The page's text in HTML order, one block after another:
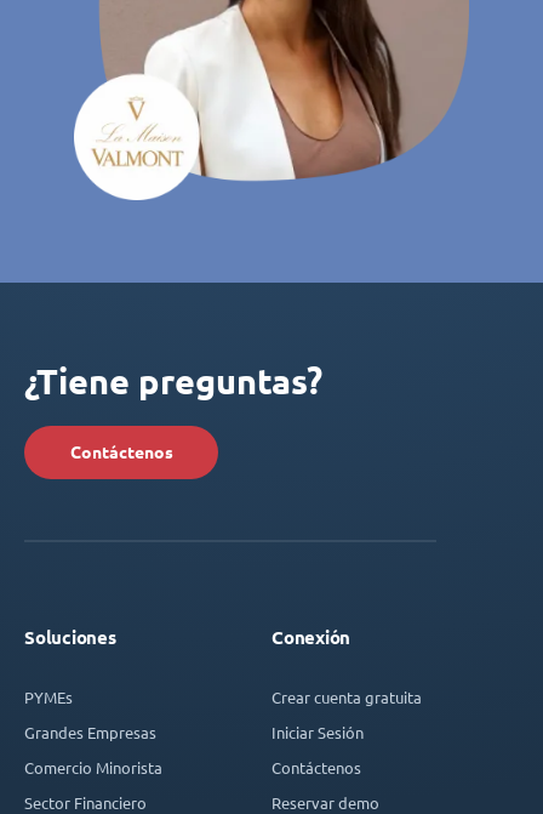
¿Tiene preguntas?
Contáctenos
Soluciones
PYMEs
Grandes Empresas
Comercio Minorista
Sector Financiero
Conexión
Crear cuenta gratuita
Iniciar Sesión
Contáctenos
Reservar demo